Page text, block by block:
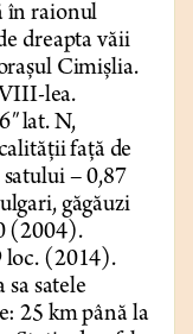
în raionul
dreapta văii
Cimișlia.
lea.
lat. N,
față de
– 0,87
găgăuzi
(2004).
loc. (2014).
satele
25 km până la